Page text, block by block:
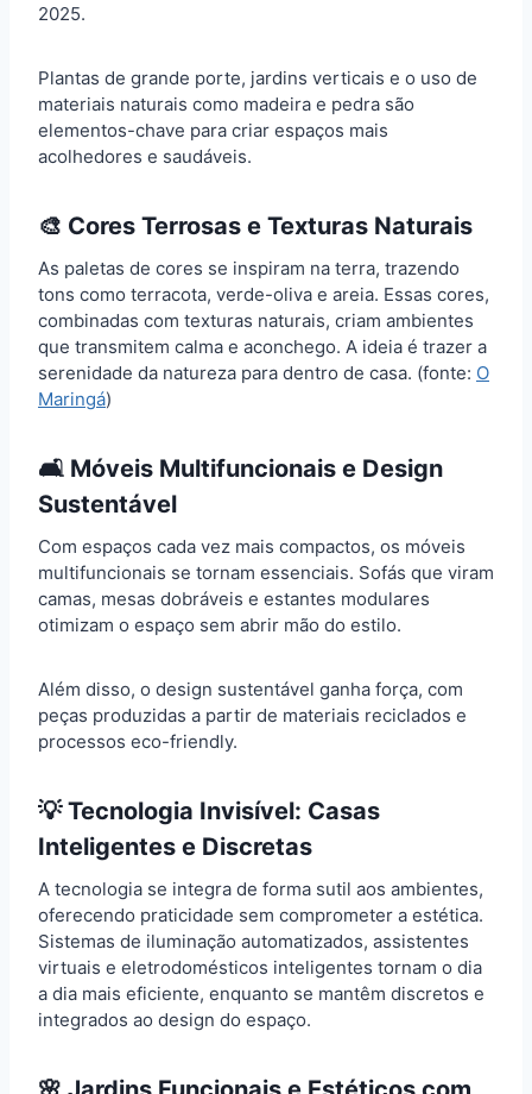
2025.
Plantas de grande porte, jardins verticais e o uso de
materiais naturais como madeira e pedra são
elementos-chave para criar espaços mais
acolhedores e saudáveis.
🎨 Cores Terrosas e Texturas Naturais
As paletas de cores se inspiram na terra, trazendo
tons como terracota, verde-oliva e areia. Essas cores,
combinadas com texturas naturais, criam ambientes
que transmitem calma e aconchego. A ideia é trazer a
serenidade da natureza para dentro de casa. (fonte: O
Maringá)
🛋️ Móveis Multifuncionais e Design
Sustentável
Com espaços cada vez mais compactos, os móveis
multifuncionais se tornam essenciais. Sofás que viram
camas, mesas dobráveis e estantes modulares
otimizam o espaço sem abrir mão do estilo.
Além disso, o design sustentável ganha força, com
peças produzidas a partir de materiais reciclados e
processos eco-friendly.
💡 Tecnologia Invisível: Casas
Inteligentes e Discretas
A tecnologia se integra de forma sutil aos ambientes,
oferecendo praticidade sem comprometer a estética.
Sistemas de iluminação automatizados, assistentes
virtuais e eletrodomésticos inteligentes tornam o dia
a dia mais eficiente, enquanto se mantêm discretos e
integrados ao design do espaço.